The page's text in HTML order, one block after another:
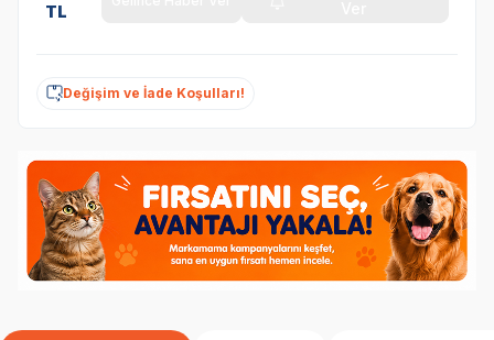
TL
Değişim ve İade Koşulları!